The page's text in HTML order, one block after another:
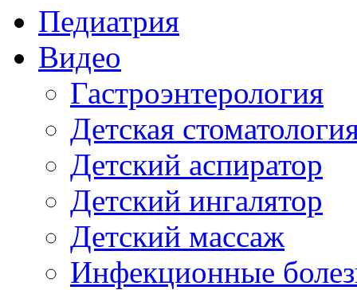
Педиатрия
Видео
Гастроэнтерология
Детская
Детский аспиратор
Детский ингалятор
Детский массаж
Инфекционные